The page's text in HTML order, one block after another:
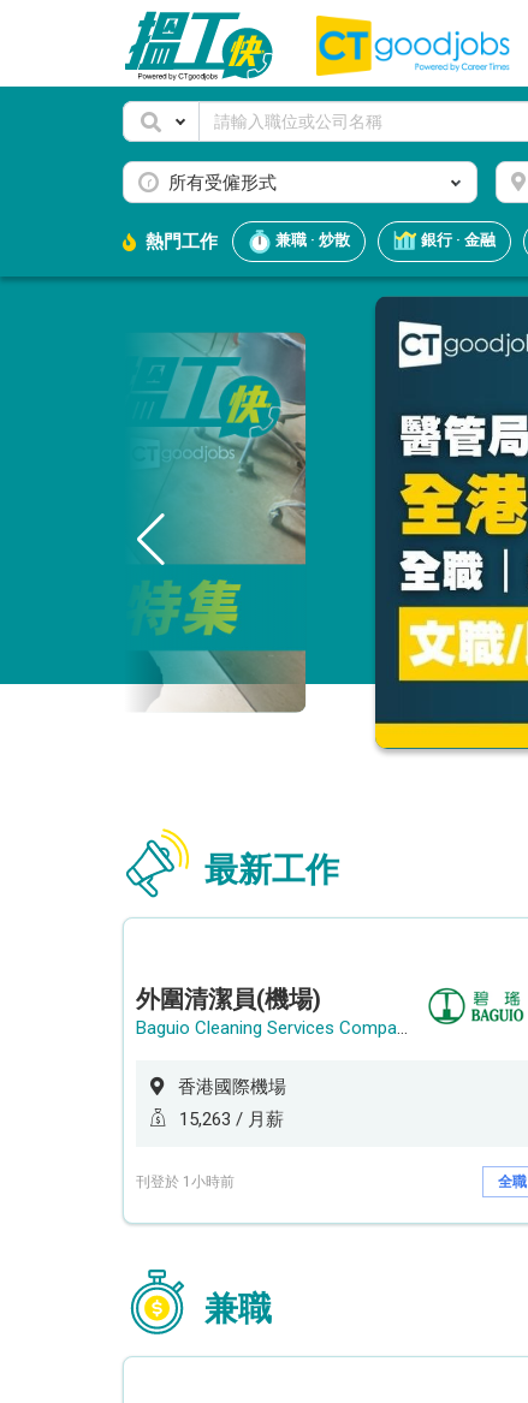
所有受僱形式
熱門工作 兼職 · 炒散 銀行 · 金融
最新工作
外圍清潔員(機場)
Baguio Cleaning Services Company Limited
香港國際機場
15,263 / 月薪
刊登於 1小時前 全職
兼職